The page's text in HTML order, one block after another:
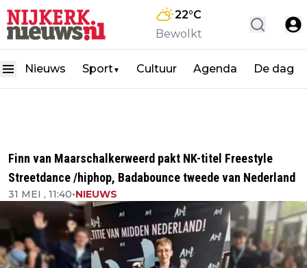
22°C
Bewolkt
Nieuws Sport▼ Cultuur Agenda De dag
Finn van Maarschalkerweerd pakt NK-titel Freestyle
Streetdance /hiphop, Badabounce tweede van Nederland
31 MEI , 11:40•NIEUWS